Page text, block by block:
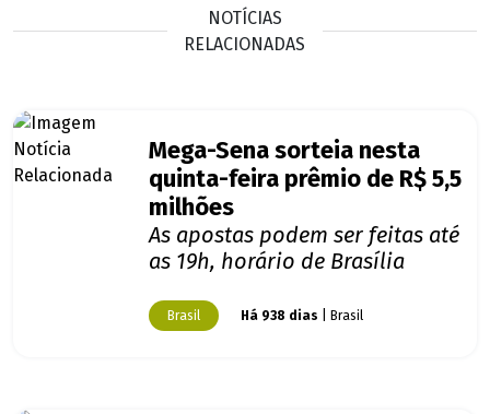
NOTÍCIAS
RELACIONADAS
Mega-Sena sorteia nesta
quinta-feira prêmio de R$ 5,5
milhões
As apostas podem ser feitas até
as 19h, horário de Brasília
Brasil Há 938 dias | Brasil